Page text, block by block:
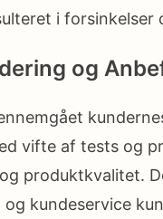
i forsinkelser
og
vifte af tests og
produktkvalitet.
kundeservice